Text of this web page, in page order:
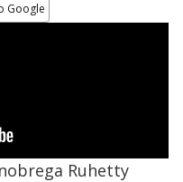
Google
Ruhetty